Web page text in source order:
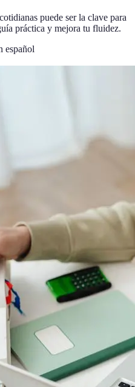
puede ser la clave para
práctica y mejora tu fluidez.
español